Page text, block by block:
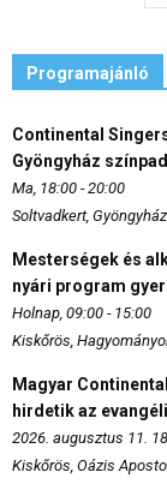
Programajánló
Continental
Gyöngyház
Ma, 18:00 - 20:00
Soltvadkert,
Mesterségek és
nyári program
Holnap, 09:00 - 15:00
Kiskőrös,
Magyar
hirdetik az
2026. augusztus 11.
Kiskőrös, Oázis